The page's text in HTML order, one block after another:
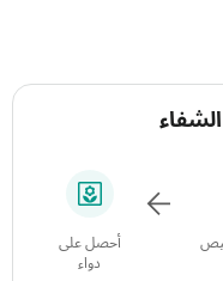
أحصل على